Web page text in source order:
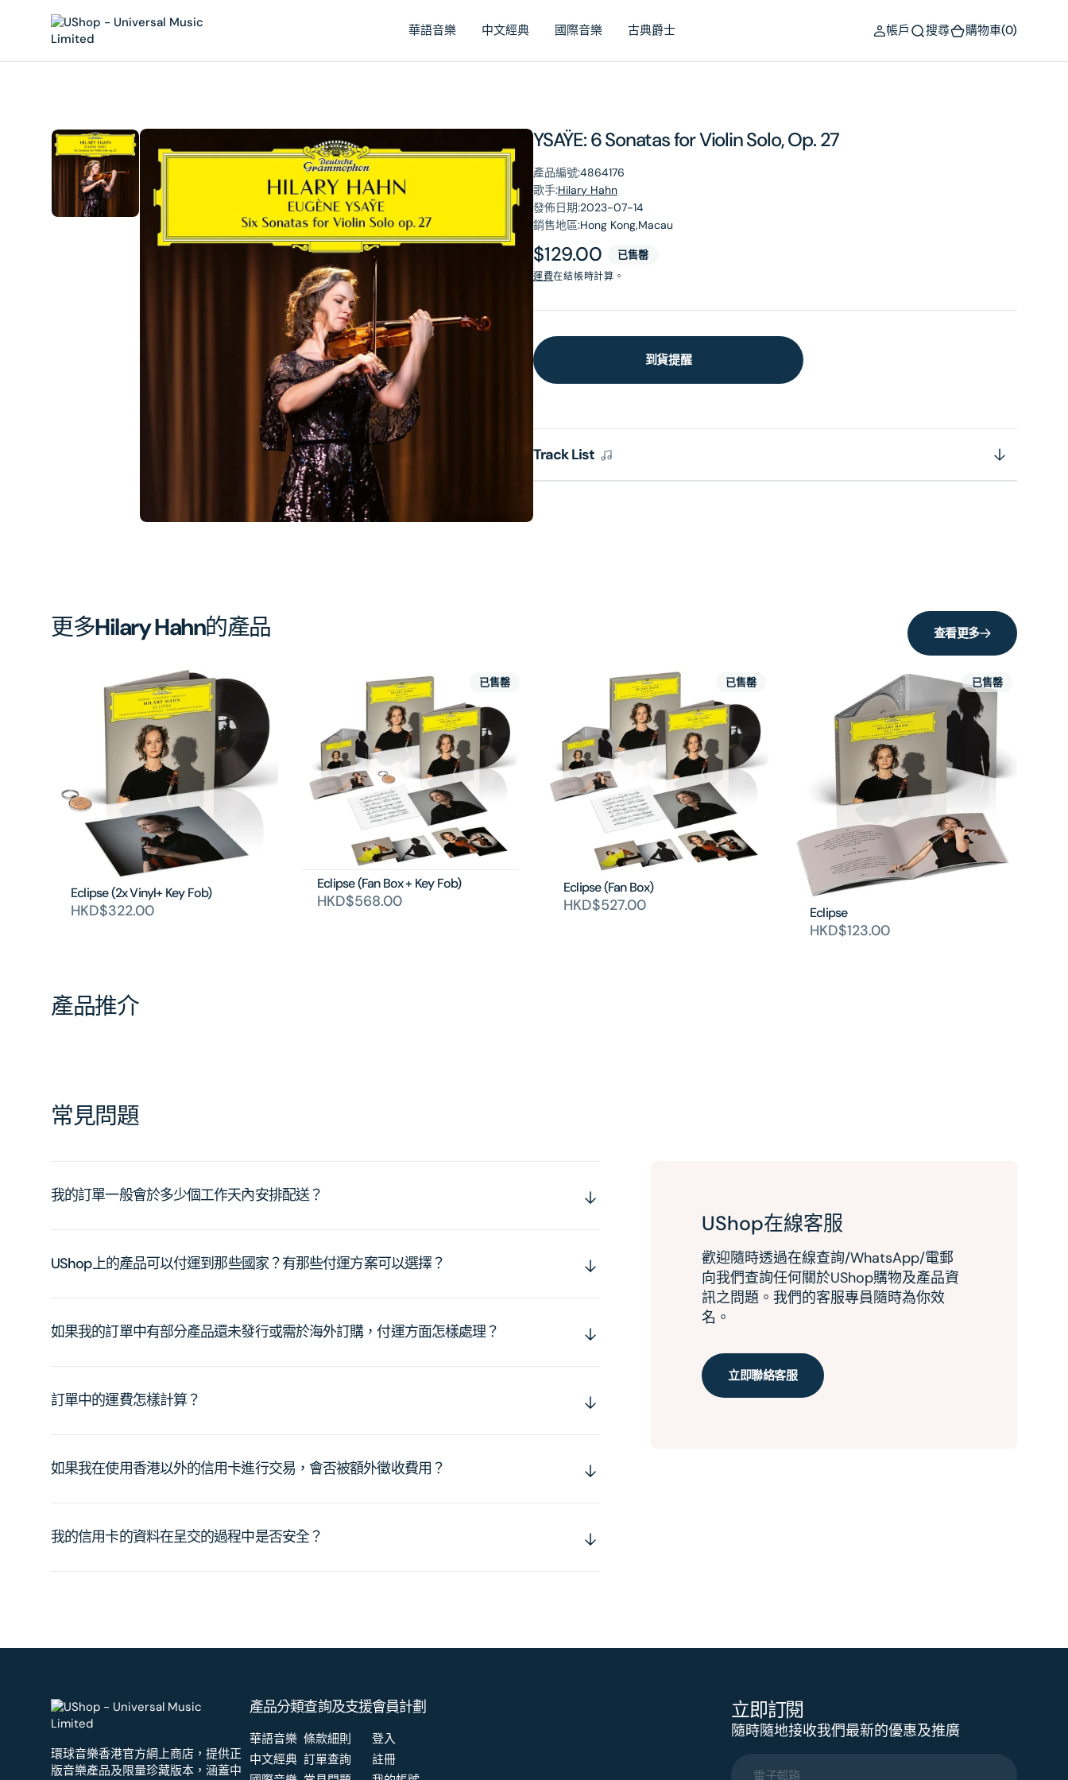
華語音樂 中文經典 國際音樂 古典爵士 帳戶 搜尋 購物車(0)
YSAŸE: 6 Sonatas for Violin Solo, Op. 27
產品編號:4864176
歌手:Hilary Hahn
發佈日期:2023-07-14
銷售地區:Hong Kong,Macau
原
價
$129.00 已售罄
運費在結帳時計算。
到貨提醒
Track List
在
相
簿
中
開
啟
第
1
張
圖
更多Hilary Hahn的產品 查看更多
Eclipse (2x Vinyl+ Key Fob)
HKD$322.00
Eclipse (Fan Box + Key Fob)
HKD$568.00
已售罄
Eclipse (Fan Box)
HKD$527.00
已售罄
Eclipse
HKD$123.00
已售罄
產品推介
常見問題
我的訂單一般會於多少個工作天內安排配送？
UShop上的產品可以付運到那些國家？有那些付運方案可以選擇？
如果我的訂單中有部分產品還未發行或需於海外訂購，付運方面怎樣處理？
訂單中的運費怎樣計算？
如果我在使用香港以外的信用卡進行交易，會否被額外徵收費用？
我的信用卡的資料在呈交的過程中是否安全？
UShop在線客服
歡迎隨時透過在線查詢/WhatsApp/電郵
向我們查詢任何關於UShop購物及產品資
訊之問題。我們的客服專員隨時為你效
名。
立即聯絡客服
環球音樂香港官方網上商店，提供正
版音樂產品及限量珍藏版本，涵蓋中
產品分類
華語音樂
中文經典
查詢及支援
條款細則
訂單查詢
會員計劃
登入
註冊
立即訂閱
隨時隨地接收我們最新的優惠及推廣
電子郵箱